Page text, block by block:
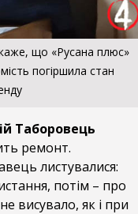
що «Русана плюс»
погіршила стан
Таборовець
ремонт.
листувалися:
потім – про
висувало, як і при